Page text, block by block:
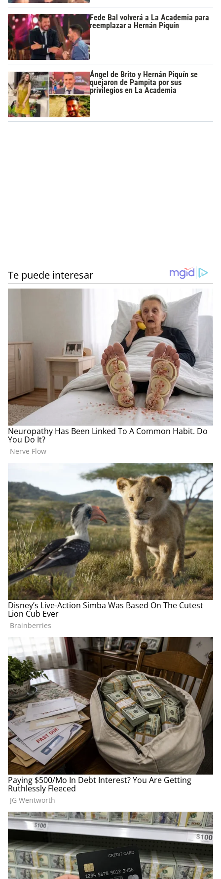
Fede Bal volverá a La Academia para
reemplazar a Hernán Piquín
Ángel de Brito y Hernán Piquín se
quejaron de Pampita por sus
privilegios en La Academia